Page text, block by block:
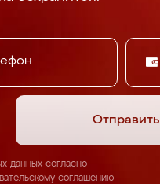
Отправить
данных согласно
соглашению